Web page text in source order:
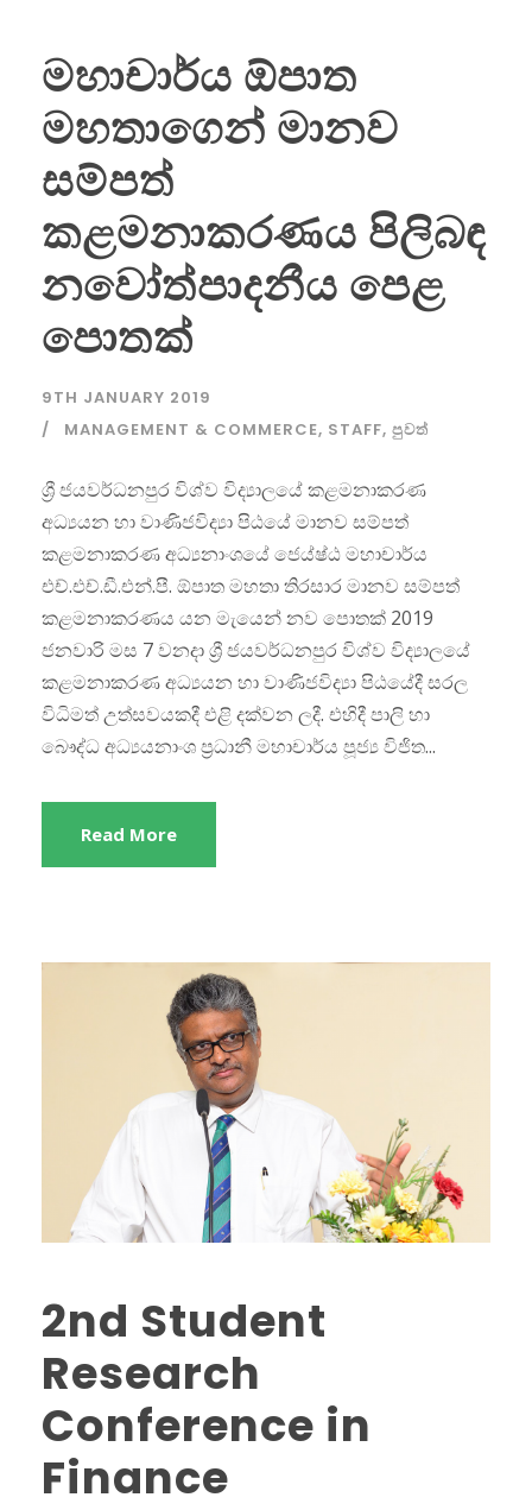
මහාචාර්ය ඕපාත
මහතාගෙන් මානව
සම්පත්
කළමනාකරණය පිලිබඳ
නවෝත්පාදනීය පෙළ
පොතක්
9TH JANUARY 2019
MANAGEMENT & COMMERCE, STAFF, පුවත්
ශ්‍රී ජයවර්ධනපුර විශ්ව විද්‍යාලයේ කළමනාකරණ
අධ්‍යයන හා වාණිජවිද්‍යා පිඨයේ මානව සම්පත්
කළමනාකරණ අධ්‍යනාංශයේ ජෙය්ෂ්ඨ මහාචාර්ය
එච්.එච්.ඩී.එන්.පී. ඕපාත මහතා තිරසාර මානව සම්පත්
කළමනාකරණය යන මැයෙන් නව පොතක් 2019
ජනවාරි මස 7 වනදා ශ්‍රී ජයවර්ධනපුර විශ්ව විද්‍යාලයේ
කළමනාකරණ අධ්‍යයන හා වාණිජවිද්‍යා පිඨයේදී සරල
විධිමත් උත්සවයකදී එළි දක්වන ලදී. එහිදී පාලි හා
බෞද්ධ අධ්‍යයනාංශ ප්‍රධානී මහාචාර්ය පූජ්‍ය විජිත...
Read More
2nd Student
Research
Conference in
Finance